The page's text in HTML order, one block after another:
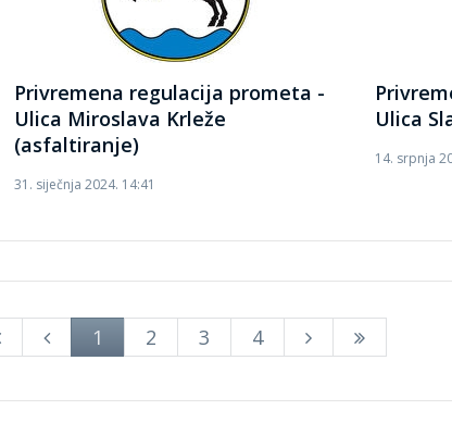
Privremena regulacija prometa -
Ulica Miroslava Krleže
(asfaltiranje)
31. siječnja 2024. 14:41
Ulica
14. srpnja
1 2 3 4